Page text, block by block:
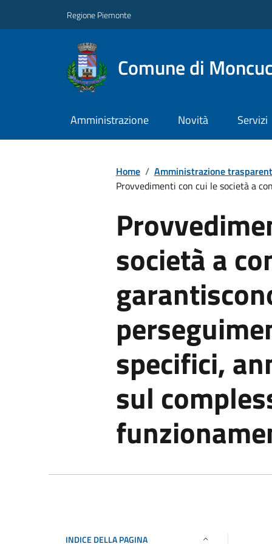
Regione Piemonte
Comune di
Amministrazione Novità Servizi
Home / Amministrazione
Provvedimenti con cui le società a
società a
specifici,
sul
INDICE DELLA PAGINA